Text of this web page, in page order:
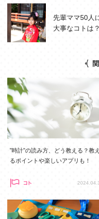
先輩ママ50人
大事なコトは？
”時計”の読み方、どう教える？教え
るポイントや楽しいアプリも！